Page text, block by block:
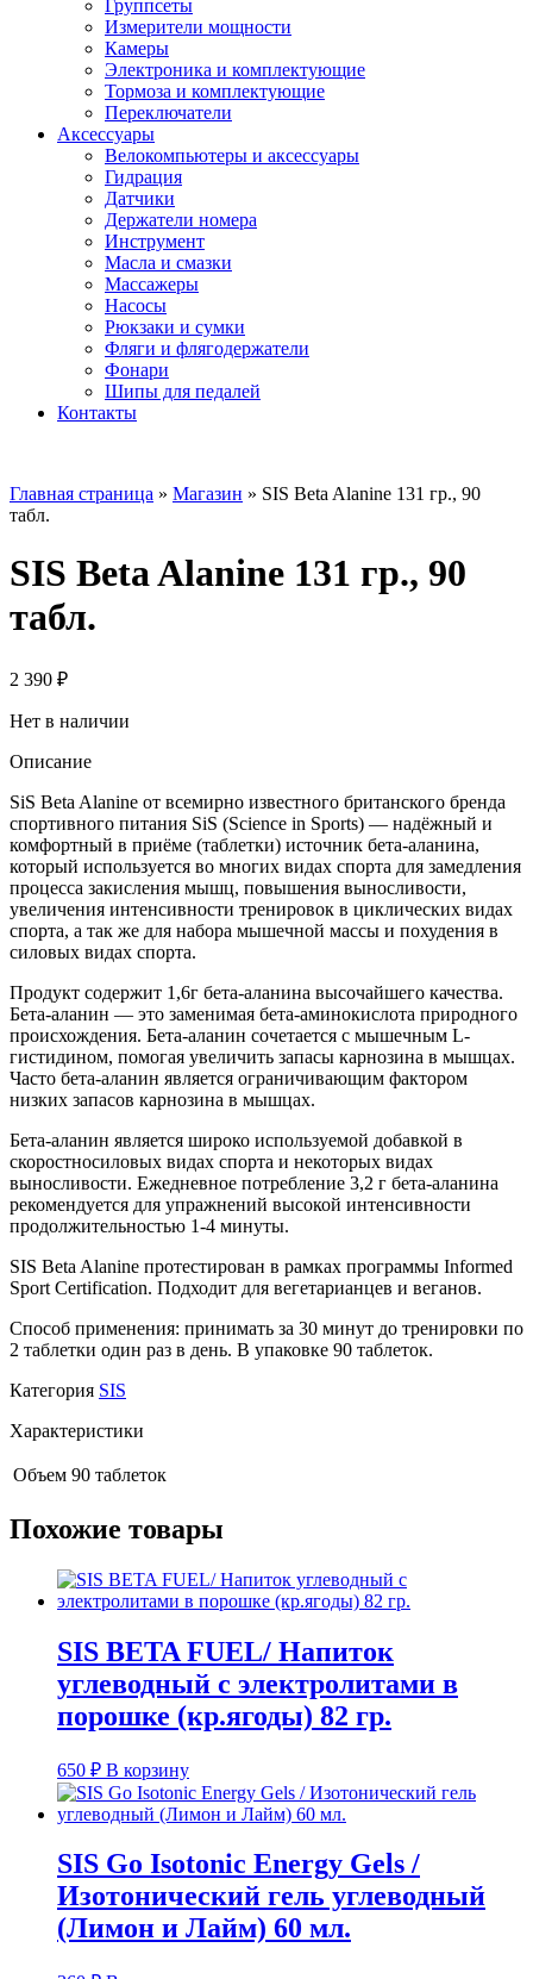
Группсеты
Измерители мощности
Камеры
Электроника и комплектующие
Тормоза и комплектующие
Переключатели
Аксессуары
Велокомпьютеры и аксессуары
Гидрация
Датчики
Держатели номера
Инструмент
Масла и смазки
Массажеры
Насосы
Рюкзаки и сумки
Фляги и флягодержатели
Фонари
Шипы для педалей
Контакты
Главная страница » Магазин » SIS Beta Alanine 131 гр., 90
табл.
SIS Beta Alanine 131 гр., 90
табл.
2 390 ₽
Нет в наличии
Описание
SiS Beta Alanine от всемирно известного британского бренда
спортивного питания SiS (Science in Sports) — надёжный и
комфортный в приёме (таблетки) источник бета-аланина,
который используется во многих видах спорта для замедления
процесса закисления мышц, повышения выносливости,
увеличения интенсивности тренировок в циклических видах
спорта, а так же для набора мышечной массы и похудения в
силовых видах спорта.
Продукт содержит 1,6г бета-аланина высочайшего качества.
Бета-аланин — это заменимая бета-аминокислота природного
происхождения. Бета-аланин сочетается с мышечным L-
гистидином, помогая увеличить запасы карнозина в мышцах.
Часто бета-аланин является ограничивающим фактором
низких запасов карнозина в мышцах.
Бета-аланин является широко используемой добавкой в
скоростносиловых видах спорта и некоторых видах
выносливости. Ежедневное потребление 3,2 г бета-аланина
рекомендуется для упражнений высокой интенсивности
продолжительностью 1-4 минуты.
SIS Beta Alanine протестирован в рамках программы Informed
Sport Certification. Подходит для вегетарианцев и веганов.
Способ применения: принимать за 30 минут до тренировки по
2 таблетки один раз в день. В упаковке 90 таблеток.
Категория SIS
Характеристики
Объем 90 таблеток
Похожие товары
SIS BETA FUEL/ Напиток
углеводный с электролитами в
порошке (кр.ягоды) 82 гр.
650 ₽ В корзину
SIS Go Isotonic Energy Gels /
Изотонический гель углеводный
(Лимон и Лайм) 60 мл.